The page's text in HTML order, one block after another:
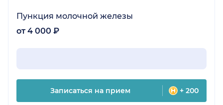
Пункция молочной железы
от 4 000 ₽
Записаться на прием + 200